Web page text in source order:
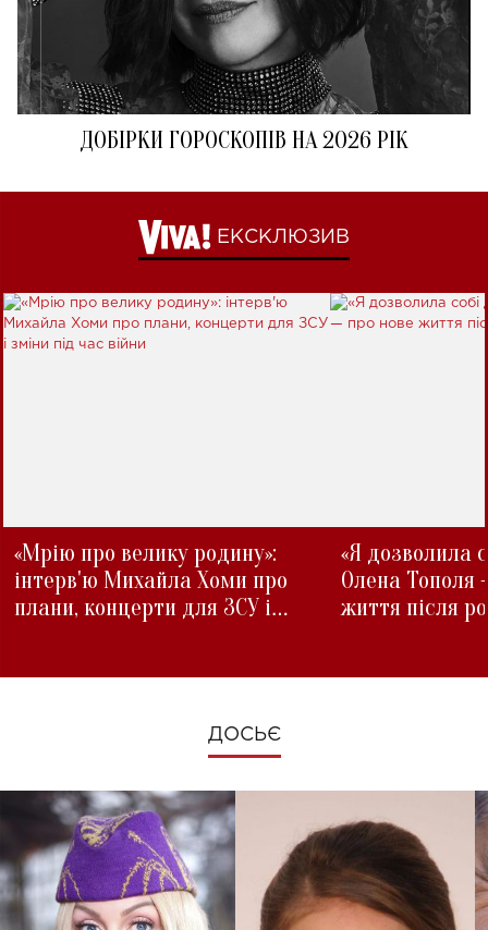
ДОБІРКИ ГОРОСКОПІВ НА 2026 РІК
ЕКСКЛЮЗИВ
«Мрію про велику родину»:
інтерв'ю Михайла Хоми про
плани, концерти для ЗСУ і
«Я дозволила
Олена Тополя
життя після
ДОСЬЄ